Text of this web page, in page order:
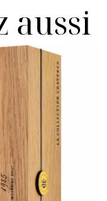
aussi